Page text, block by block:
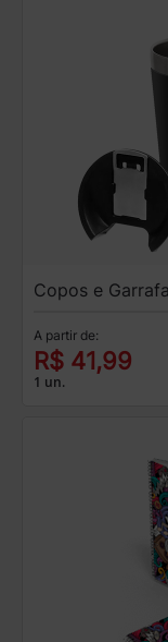
Copos e
A partir de:
R$ 41,99
1 un.